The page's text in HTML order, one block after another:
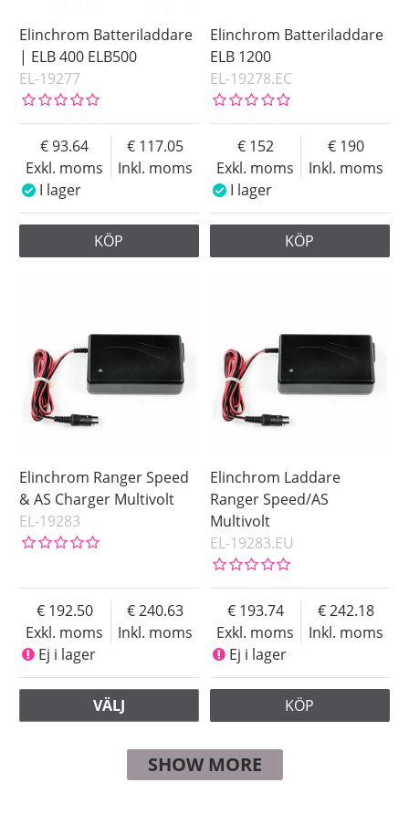
Elinchrom Batteriladdare
| ELB 400 ELB500
EL-19277
Exkl. moms
93.64
Inkl. moms
117.05
I lager
KÖP
Elinchrom Batteriladdare
ELB 1200
EL-19278.EC
Exkl. moms
152
Inkl. moms
190
I lager
KÖP
Elinchrom Ranger Speed
& AS Charger Multivolt
EL-19283
Exkl. moms
192.50
Inkl. moms
240.63
Ej i lager
VÄLJ
Elinchrom Laddare
Ranger Speed/AS
Multivolt
EL-19283.EU
Exkl. moms
193.74
Inkl. moms
242.18
Ej i lager
KÖP
SHOW MORE